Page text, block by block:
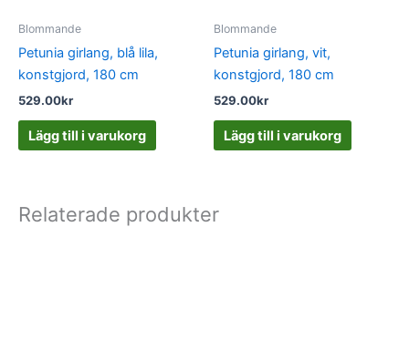
Blommande
Petunia girlang, blå lila,
konstgjord, 180 cm
529.00kr
Lägg till i varukorg
Blommande
Petunia girlang, vit,
konstgjord, 180 cm
529.00kr
Lägg till i varukorg
Relaterade produkter